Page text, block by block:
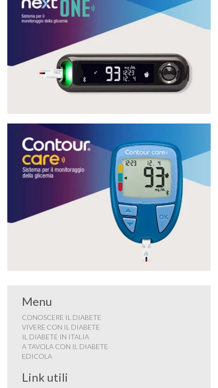
Menu
CONOSCERE IL DIABETE
VIVERE CON IL DIABETE
IL DIABETE IN ITALIA
A TAVOLA CON IL DIABETE
EDICOLA
Link utili